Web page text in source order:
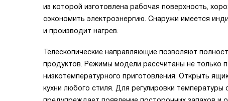
из которой изготовлена рабочая поверхность,
сэкономить электроэнергию. Снаружи имеется
и производит нагрев.
Телескопические направляющие позволяют
продуктов. Режимы модели рассчитаны не только
низкотемпературного приготовления. Открыть
кухни любого стиля. Для регулировки